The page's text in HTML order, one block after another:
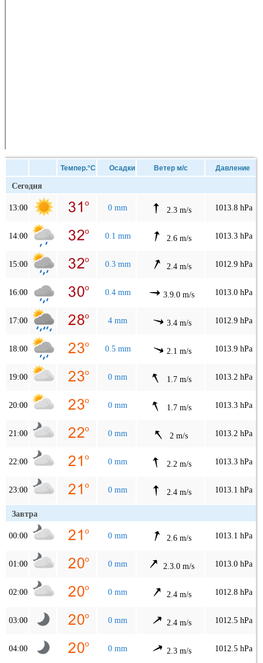
Темпер.°C Осадки Ветер м/с Давление
Сегодня
13:00 0 mm 2.3 m/s 1013.8 hPa
14:00 0.1 mm 2.6 m/s 1013.3 hPa
15:00 0.3 mm 2.4 m/s 1012.9 hPa
16:00 0.4 mm 3.9.0 m/s 1013.0 hPa
17:00 4 mm 3.4 m/s 1012.9 hPa
18:00 0.5 mm 2.1 m/s 1013.9 hPa
19:00 0 mm 1.7 m/s 1013.2 hPa
20:00 0 mm 1.7 m/s 1013.3 hPa
21:00 0 mm 2 m/s 1013.2 hPa
22:00 0 mm 2.2 m/s 1013.3 hPa
23:00 0 mm 2.4 m/s 1013.1 hPa
Завтра
00:00 0 mm 2.6 m/s 1013.1 hPa
01:00 0 mm 2.3.0 m/s 1013.0 hPa
02:00 0 mm 2.4 m/s 1012.8 hPa
03:00 0 mm 2.4 m/s 1012.5 hPa
04:00 0 mm 2.3 m/s 1012.5 hPa